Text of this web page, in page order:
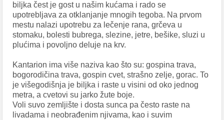
biljka čest je gost u našim kućama i rado se
upotrebljava za otklanjanje mnogih tegoba. Na prvom
mestu nalazi upotrebu za lečenje rana, grčeva u
stomaku, bolesti bubrega, slezine, jetre, bešike, sluzi u
plućima i povoljno deluje na krv.
Kantarion ima više naziva kao što su: gospina trava,
bogorodičina trava, gospin cvet, strašno zelje, gorac. To
je višegodišnja je biljka i raste u visini od oko jednog
metra, a cvetovi su jarko žute boje.
Voli suvo zemljište i dosta sunca pa često raste na
livadama i neobrađenim njivama, kao i suvim